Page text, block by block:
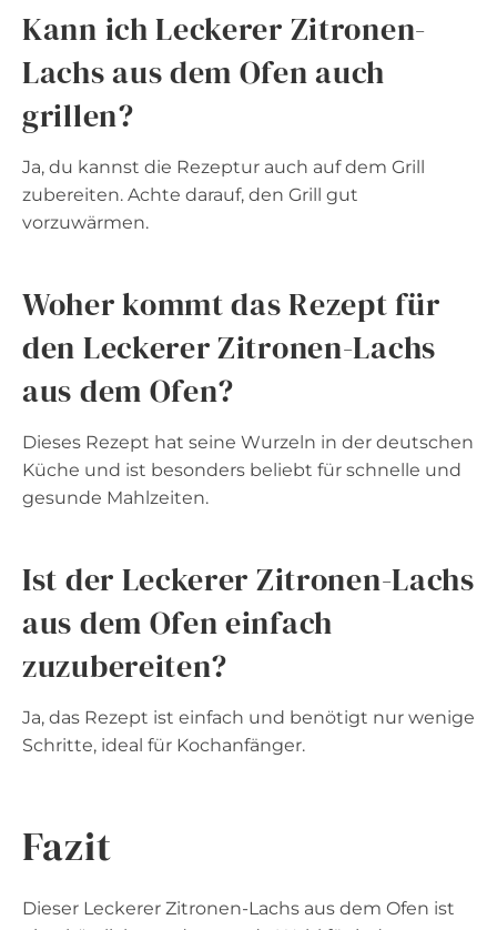
Kann ich Leckerer Zitronen-
Lachs aus dem Ofen auch
grillen?
Ja, du kannst die Rezeptur auch auf dem Grill
zubereiten. Achte darauf, den Grill gut
vorzuwärmen.
Woher kommt das Rezept für
den Leckerer Zitronen-Lachs
aus dem Ofen?
Dieses Rezept hat seine Wurzeln in der deutschen
Küche und ist besonders beliebt für schnelle und
gesunde Mahlzeiten.
Ist der Leckerer Zitronen-Lachs
aus dem Ofen einfach
zuzubereiten?
Ja, das Rezept ist einfach und benötigt nur wenige
Schritte, ideal für Kochanfänger.
Fazit
Dieser Leckerer Zitronen-Lachs aus dem Ofen ist